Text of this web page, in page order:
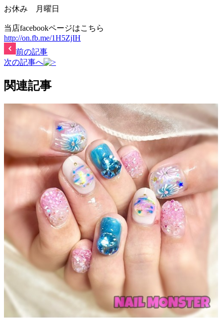
お休み 月曜日
当店facebookページはこちら
http://on.fb.me/1H5ZjIH
前の記事
次の記事へ
関連記事